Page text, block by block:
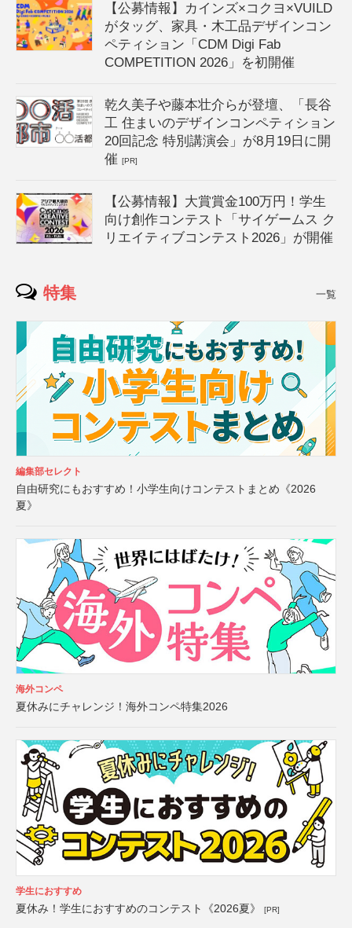
【公募情報】カインズ×コクヨ×VUILD
がタッグ、家具・木工品デザインコン
ペティション「CDM Digi Fab
COMPETITION 2026」を初開催
乾久美子や藤本壮介らが登壇、「長谷
工 住まいのデザインコンペティション
20回記念 特別講演会」が8月19日に開
催[PR]
【公募情報】大賞賞金100万円！学生
向け創作コンテスト「サイゲームス ク
リエイティブコンテスト2026」が開催
特集 一覧
編集部セレクト
自由研究にもおすすめ！小学生向けコンテストまとめ《2026
夏》
海外コンペ
夏休みにチャレンジ！海外コンペ特集2026
学生におすすめ
夏休み！学生におすすめのコンテスト《2026夏》 [PR]